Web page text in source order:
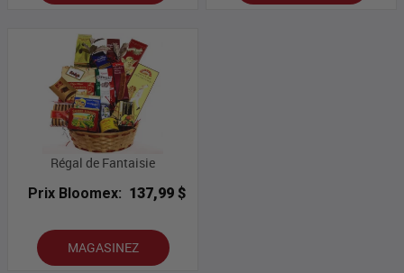
Régal de Fantaisie
Prix Bloomex: 137,99 $
MAGASINEZ